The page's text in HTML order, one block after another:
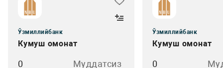
Ўзмиллийбанк
Кумуш омонат
0 Муддатсиз
Ўзмиллийбанк
Кумуш омонат
0